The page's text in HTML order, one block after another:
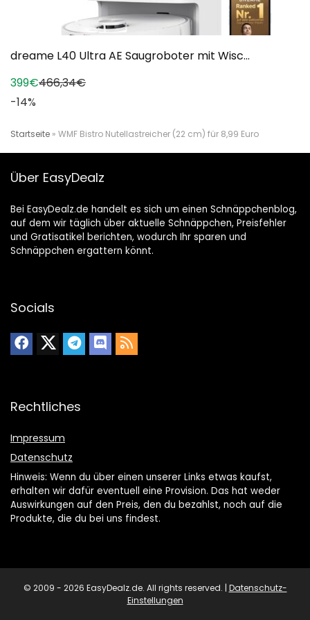
dreame L40 Ultra AE Saugroboter mit Wisc...
399€466,34€
-14%
Startseite » WMF Bistro Nutellastreicher (22 cm) für 8,99 Euro
Über EasyDealz
Bei EasyDealz.de handelt es sich um einen Schnäppchenblog,
auf dem wir täglich über aktuelle Schnäppchen, Preisfehler
und Gratisatikel berichten, wodurch Ihr sparen und
Schnäppchen ergattern könnt.
Socials
Rechtliches
Impressum
Datenschutz
Hinweis: Wenn du über einen unserer Links etwas kaufst,
erhalten wir dafür eventuell eine Provision. Das hat weder
Auswirkungen auf den Preis, den du bezahlst, noch auf die
Produkte, die du bei uns findest.
© 2009 - 2026 EasyDealz.de. All rights reserved. | Datenschutz-
Einstellungen